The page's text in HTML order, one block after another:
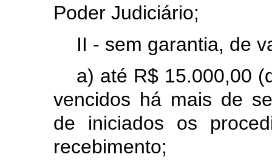
Poder Judiciário;
II - sem garantia, de
a) até R$ 15.000,00
vencidos há mais de
de iniciados os
recebimento;